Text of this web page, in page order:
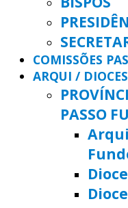
COMISSÕES
ARQUI /
PASSO